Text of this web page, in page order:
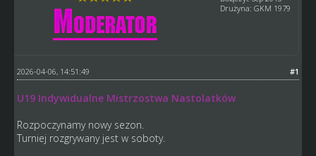
Drużyna: GKM 1979
#1
2026-04-06, 14:51:49
U19 Indywidualne Mistrzostwa Nastolatków
Rozpoczynamy nowy sezon.
Turniej rozgrywany jest w soboty.